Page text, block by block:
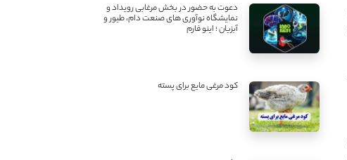
دعوت به حضور در بخش مرغابی رویداد و
نمایشگاه نوآوری های صنعت دام، طیور و
آبزیان ؛ اینو فارم
کود مرغی مایع برای پسته